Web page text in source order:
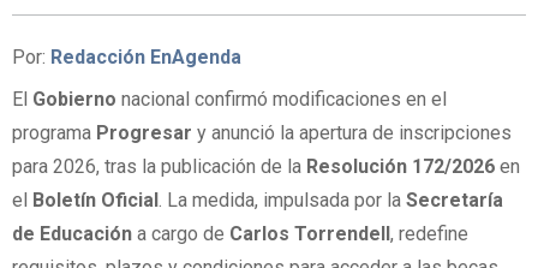
Por: Redacción EnAgenda
El Gobierno nacional confirmó modificaciones en el
programa Progresar y anunció la apertura de inscripciones
para 2026, tras la publicación de la Resolución 172/2026 en
el
Boletín Oficial . La medida, impulsada por la Secretaría
de Educación a cargo de Carlos Torrendell , redefine